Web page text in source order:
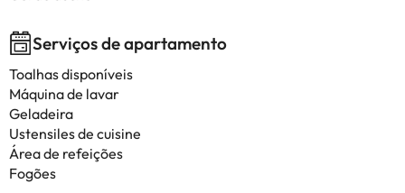
Serviços de apartamento
Toalhas disponíveis
Máquina de lavar
Geladeira
Ustensiles de cuisine
Área de refeições
Fogões